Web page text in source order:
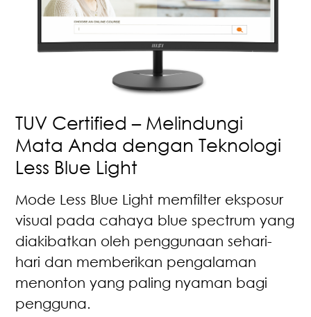
TUV Certified – Melindungi
Mata Anda dengan Teknologi
Less Blue Light
Mode Less Blue Light memfilter eksposur
visual pada cahaya blue spectrum yang
diakibatkan oleh penggunaan sehari-
hari dan memberikan pengalaman
menonton yang paling nyaman bagi
pengguna.